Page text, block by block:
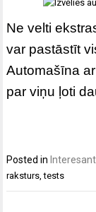
Ne velti
var pastāstīt
Automašīna
par viņu ļoti
Posted in
raksturs,tests